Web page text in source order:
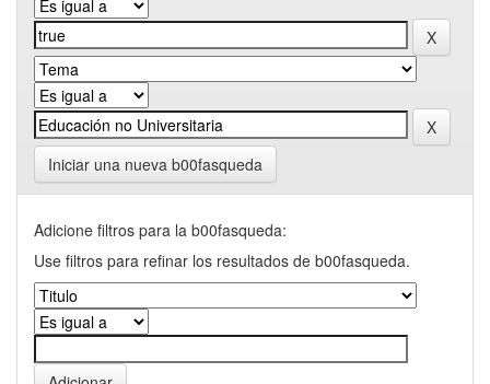
Iniciar una nueva b00fasqueda
Adicione filtros para la b00fasqueda:
Use filtros para refinar los resultados de b00fasqueda.